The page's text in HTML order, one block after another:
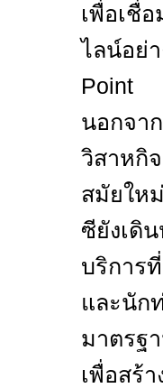
เพื่อเชื่
ไลน์อย่
นอกจา
วิสาหกิ
สมัยให
ซียังเดิ
บริการ
และนั
มาตรฐ
เพื่อสร้